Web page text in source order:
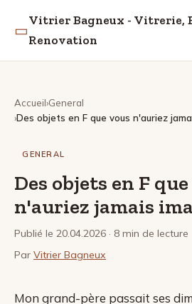
▭
Vitrier Bagneux - Vitrerie,
Renovation
Accueil General
Des objets en F que vous n'auriez
GENERAL
Des objets en F
n'auriez jamais
Publié le 20.04.2026 · 8 min de lecture
Par Vitrier Bagneux
Mon grand-père passait ses